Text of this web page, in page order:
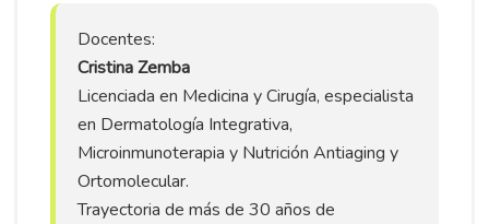
Docentes:
Cristina Zemba
Licenciada en Medicina y Cirugía, especialista
en Dermatología Integrativa,
Microinmunoterapia y Nutrición Antiaging y
Ortomolecular.
Trayectoria de más de 30 años de